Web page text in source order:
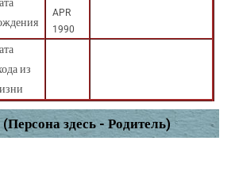
APR
1990
из
здесь - Родитель)